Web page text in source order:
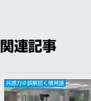
関連記事
共感力＠誤解招く慣用語